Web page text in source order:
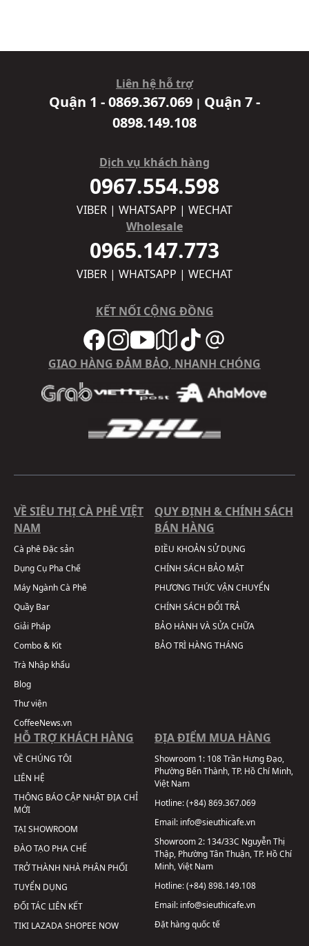
Liên hệ hỗ trợ
Quận 1 - 0869.367.069 | Quận 7 -
0898.149.108
Dịch vụ khách hàng
0967.554.598
VIBER | WHATSAPP | WECHAT
Wholesale
0965.147.773
VIBER | WHATSAPP | WECHAT
KẾT NỐI CỘNG ĐỒNG
GIAO HÀNG ĐẢM BẢO, NHANH CHÓNG
VỀ SIÊU THỊ CÀ PHÊ VIỆT
NAM
Cà phê Đặc sản
Dụng Cụ Pha Chế
Máy Ngành Cà Phê
Quầy Bar
Giải Pháp
Combo & Kit
Trà Nhập khẩu
Blog
Thư viện
CoffeeNews.vn
QUY ĐỊNH & CHÍNH SÁCH
BÁN HÀNG
ĐIỀU KHOẢN SỬ DỤNG
CHÍNH SÁCH BẢO MẬT
PHƯƠNG THỨC VẬN CHUYỂN
CHÍNH SÁCH ĐỔI TRẢ
BẢO HÀNH VÀ SỬA CHỮA
BẢO TRÌ HÀNG THÁNG
HỖ TRỢ KHÁCH HÀNG
VỀ CHÚNG TÔI
LIÊN HỆ
THÔNG BÁO CẬP NHẬT ĐỊA CHỈ
MỚI
TẠI SHOWROOM
ĐÀO TẠO PHA CHẾ
TRỞ THÀNH NHÀ PHÂN PHỐI
TUYỂN DỤNG
ĐỐI TÁC LIÊN KẾT
TIKI LAZADASHOPEE NOW
ĐỊA ĐIỂM MUA HÀNG
Showroom 1: 108 Trần Hưng Đạo,
Phường Bến Thành, TP. Hồ Chí Minh,
Việt Nam
Hotline:(+84) 869.367.069
Email: info@sieuthicafe.vn
Showroom 2: 134/33C Nguyễn Thị
Thập, Phường Tân Thuận, TP. Hồ Chí
Minh, Việt Nam
Hotline:(+84) 898.149.108
Email: info@sieuthicafe.vn
Đặt hàng quốc tế